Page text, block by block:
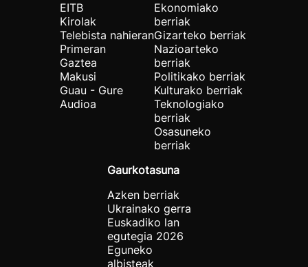
EITB
Kirolak
Telebista nahieran
Primeran
Gaztea
Makusi
Guau - Gure
Audioa
Ekonomiako
berriak
Gizarteko berriak
Nazioarteko
berriak
Politikako berriak
Kulturako berriak
Teknologiako
berriak
Osasuneko
berriak
Gaurkotasuna
Azken berriak
Ukrainako gerra
Euskadiko lan
egutegia 2026
Eguneko
albisteak